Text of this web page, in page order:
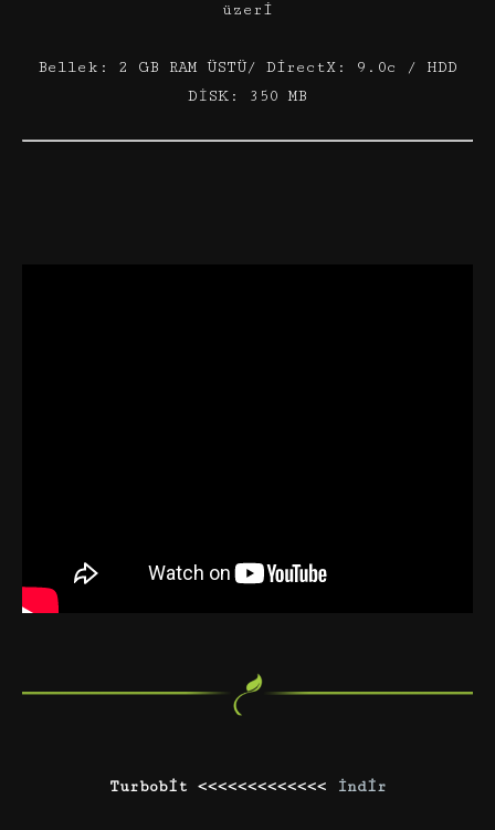
üzeri
Bellek: 2 GB RAM ÜSTÜ/ DirectX: 9.0c / HDD
DİSK: 350 MB
Turbobit <<<<<<<<<<<<< İndir